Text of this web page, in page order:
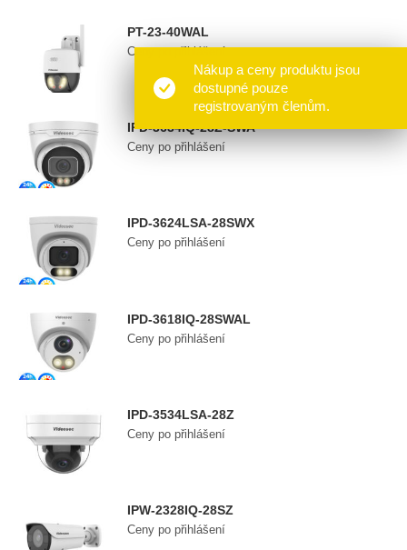
Want a discount? Become a
member!
Nákup a ceny produktu jsou
dostupné pouze
registrovaným členům.
PT-23-40WAL
Ceny po přihlášení
IPD-3634IQ-28Z-SWA
Ceny po přihlášení
IPD-3624LSA-28SWX
Ceny po přihlášení
IPD-3618IQ-28SWAL
Ceny po přihlášení
IPD-3534LSA-28Z
Ceny po přihlášení
IPW-2328IQ-28SZ
Ceny po přihlášení